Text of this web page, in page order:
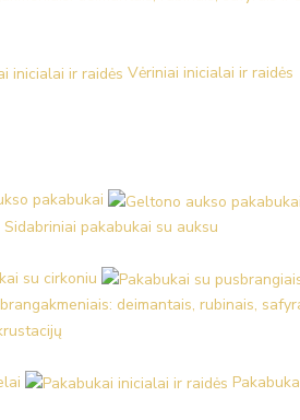
Vėriniai inicialai ir raidės
pakabukai
Sidabriniai pakabukai su auksu
su cirkoniu
deimantais, rubinais,